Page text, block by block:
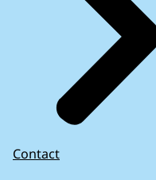
Contact